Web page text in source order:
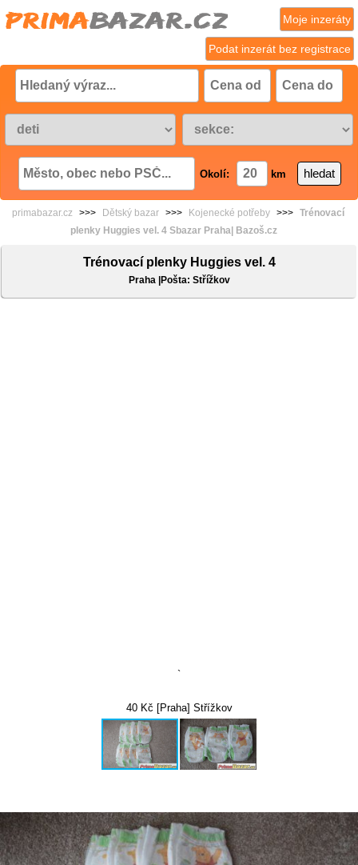
Podat inzerát bez registrace
Moje inzeráty
Okolí: km
primabazar.cz >>> Dětský bazar >>> Kojenecké potřeby >>> Trénovací
plenky Huggies vel. 4 Sbazar Praha| Bazoš.cz
Trénovací plenky Huggies vel. 4
Praha |Pošta: Střížkov
`
40 Kč [Praha] Střížkov